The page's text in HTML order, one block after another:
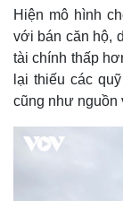
Hiện mô hình
với bán căn hộ,
tài chính thấp
lại thiếu các
cũng như nguồn